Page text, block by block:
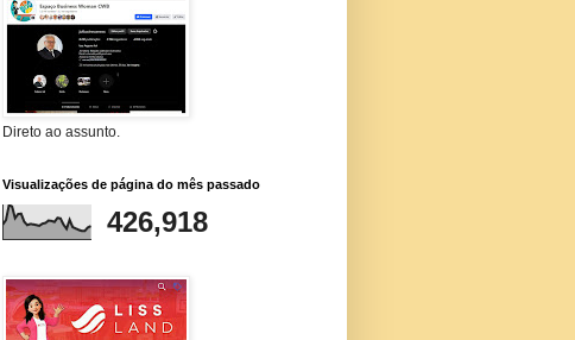
Direto ao assunto.
Visualizações de página do mês passado
426,918